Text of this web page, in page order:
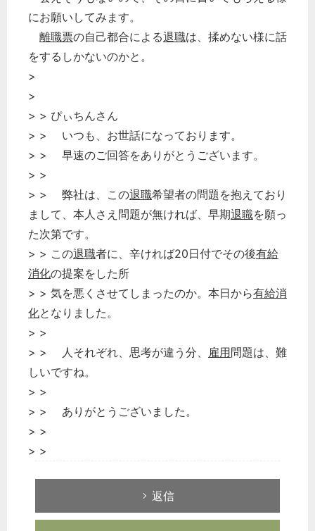
にお願いしてみます。
離職票の自己都合による退職は、揉めない様に話
をするしかないのかと。
>
>
> > ぴぃちんさん
> > いつも、お世話になっております。
> > 早速のご回答をありがとうございます。
> >
> > 弊社は、この退職希望者の問題を抱えており
まして、本人さえ問題が無ければ、早期退職を願っ
た次第です。
> > この退職者に、辛ければ20日付でその後有給
消化の提案をした所
> > 気を悪くさせてしまったのか。本日から有給消
化となりました。
> >
> > 人それぞれ、思考が違う分、 雇用問題は、難
しいですね。
> >
> > ありがとうございました。
> >
> >
返信